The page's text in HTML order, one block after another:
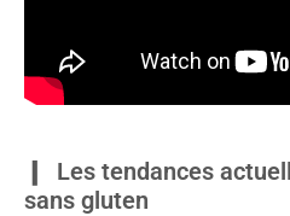
Les tendances
sans gluten